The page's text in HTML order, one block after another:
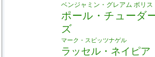
ベンジャミン・グレアム ボリス
ポール・チューダ
ズ
マーク・スピッツナゲル
ラッセル・ネイピア